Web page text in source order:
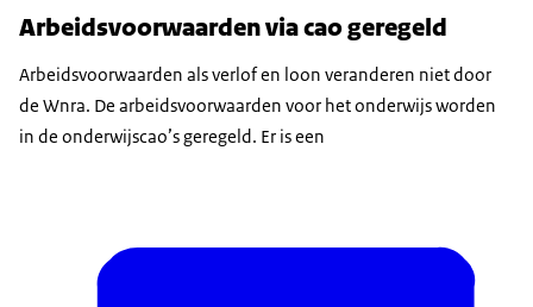
Arbeidsvoorwaarden via cao geregeld
Arbeidsvoorwaarden als verlof en loon veranderen niet door
de Wnra. De arbeidsvoorwaarden voor het onderwijs worden
in de onderwijscao’s geregeld. Er is een